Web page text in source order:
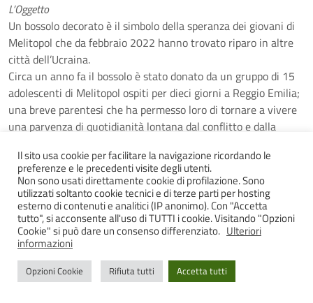
L’Oggetto
Un bossolo decorato è il simbolo della speranza dei giovani di
Melitopol che da febbraio 2022 hanno trovato riparo in altre
città dell’Ucraina.
Circa un anno fa il bossolo è stato donato da un gruppo di 15
adolescenti di Melitopol ospiti per dieci giorni a Reggio Emilia;
una breve parentesi che ha permesso loro di tornare a vivere
una parvenza di quotidianità lontana dal conflitto e dalla
Questo dono rappresenta la consapevolezza di giovani che
vivono le conseguenze di uno stato di guerra ed hanno voluto
trasformare un artefatto collegato al conflitto in oggetto
simbolico, per abbattere l’indifferenza.
La Storia
Comune di Reggio Emilia di formalizzare nel settembre 2023
Il sito usa cookie per facilitare la navigazione ricordando le
preferenze e le precedenti visite degli utenti.
Non sono usati direttamente cookie di profilazione. Sono
utilizzati soltanto cookie tecnici e di terze parti per hosting
esterno di contenuti e analitici (IP anonimo). Con "Accetta
tutto", si acconsente all'uso di TUTTI i cookie. Visitando "Opzioni
Cookie" si può dare un consenso differenziato. Ulteriori
informazioni
Opzioni Cookie Rifiuta tutti Accetta tutti